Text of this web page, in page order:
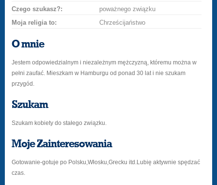
Czego szukasz?:
poważnego związku
Moja religia to:
Chrześcijaństwo
O mnie
Jestem odpowiedzialnym i niezależnym mężczyzną, któremu można w
pełni zaufać. Mieszkam w Hamburgu od ponad 30 lat i nie szukam
przygód.
Szukam
Szukam kobiety do stałego związku.
Moje Zainteresowania
Gotowanie-gotuje po Polsku,Włosku,Grecku itd.Lubię aktywnie spędzać
czas.